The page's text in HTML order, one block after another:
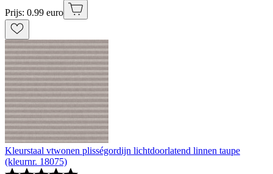
Prijs: 0.99 euro
Kleurstaal vtwonen plisségordijn lichtdoorlatend linnen taupe
(kleurnr. 18075)